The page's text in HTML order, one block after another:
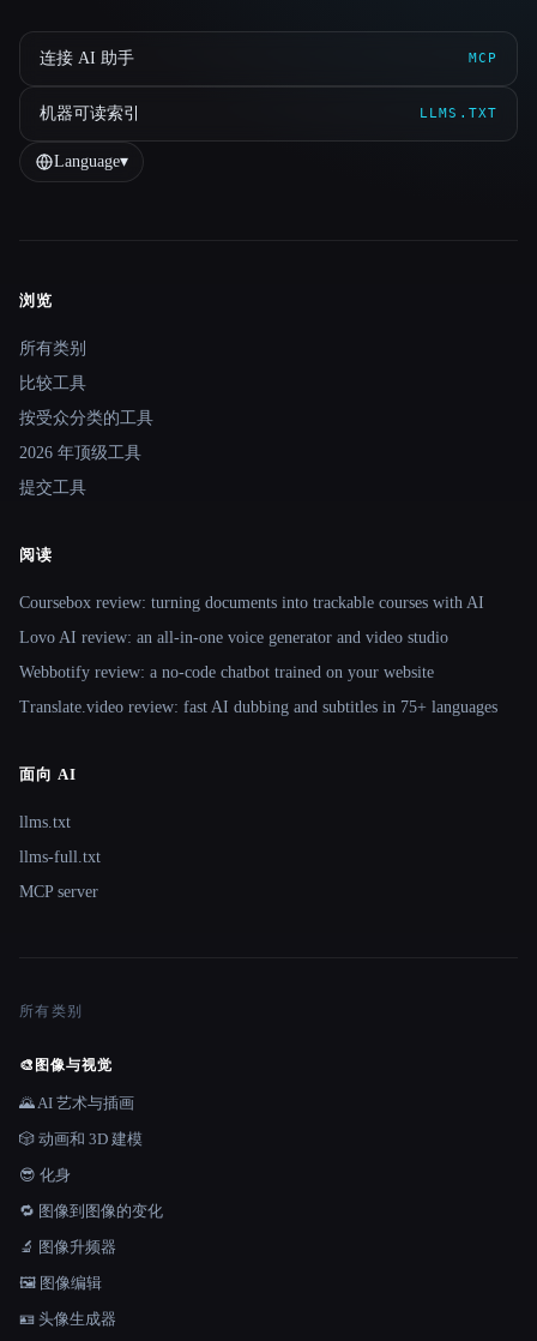
连接 AI 助手 MCP
机器可读索引 LLMS.TXT
Language▾
Site navigation
浏览
所有类别
比较工具
按受众分类的工具
2026 年顶级工具
提交工具
阅读
Coursebox review: turning documents into trackable courses with AI
Lovo AI review: an all-in-one voice generator and video studio
Webbotify review: a no-code chatbot trained on your website
Translate.video review: fast AI dubbing and subtitles in 75+ languages
面向 AI
llms.txt
llms-full.txt
MCP server
所有类别
🎨 图像与视觉
🌄 AI 艺术与插画
🎲 动画和 3D 建模
😎 化身
🔁 图像到图像的变化
🔬 图像升频器
🖼️ 图像编辑
🪪 头像生成器